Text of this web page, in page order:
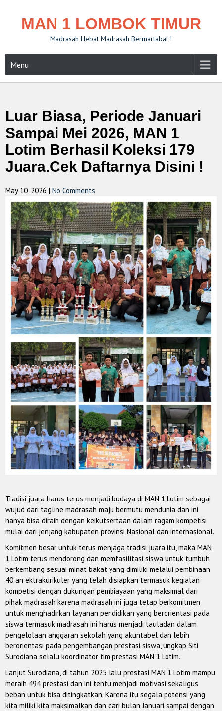
MAN 1 LOMBOK TIMUR
Madrasah Hebat Madrasah Bermartabat !
Menu
Luar Biasa, Periode Januari
Sampai Mei 2026, MAN 1
Lotim Berhasil Koleksi 179
Juara.Cek Daftarnya Disini !
May 10, 2026 |No Comments
Tradisi juara harus terus menjadi budaya di MAN 1 Lotim sebagai
wujud dari tagline madrasah maju bermutu mendunia dan ini
hanya bisa diraih dengan keikutsertaan dalam ragam kompetisi
mulai dari jenjang kabupaten provinsi Nasional dan internasional.
Komitmen besar untuk terus menjaga tradisi juara itu, maka MAN
1 Lotim terus mendorong dan memfasilitasi siswa untuk tumbuh
berkembang sesuai minat bakat yang dimiliki melalui pembinaan
40 an ektrakurikuler yang telah disiapkan termasuk kegiatan
kompetisi dengan dukungan pembiayaan yang maksimal dari
pihak madrasah karena madrasah ini juga tetap berkomitmen
untuk menghadirkan layanan pendidikan yang berorientasi pada
siswa termasuk madrasah ini harus menjadi tauladan dalam
pengelolaan anggaran sekolah yang akuntabel dan lebih
berorientasi pada pengembangan prestasi siswa, ungkap Siti
Surodiana selalu koordinator tim prestasi MAN 1 Lotim.
Lanjut Surodiana, di tahun 2025 lalu prestasi MAN 1 Lotim mampu
meraih 494 prestasi dan ini tentu menjadi motivasi sekaligus
beban untuk bisa ditingkatkan. Karena itu segala potensi yang
kita miliki kita maksimalkan dan dari bulan Januari sampai dengan